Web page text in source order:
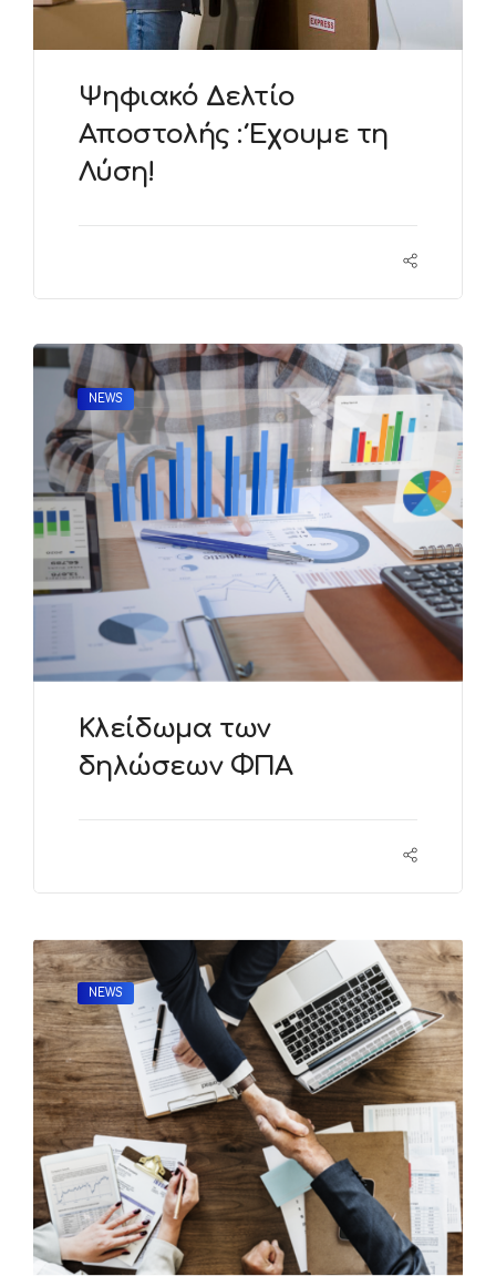
Ψηφιακό Δελτίο
Αποστολής : Έχουμε τη
Λύση!
NEWS
Κλείδωμα των
δηλώσεων ΦΠΑ
NEWS